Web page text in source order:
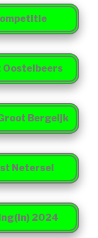
Bergeijk
Netersel
2024